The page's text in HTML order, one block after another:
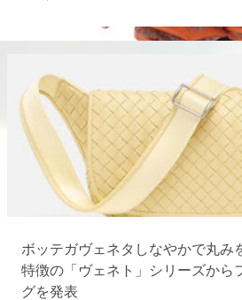
ボッテガヴェネタしなやかで丸み
特徴の「ヴェネト」シリーズから
グを発表